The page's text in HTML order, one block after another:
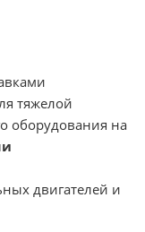
тяжелой
оборудования на
двигателей и